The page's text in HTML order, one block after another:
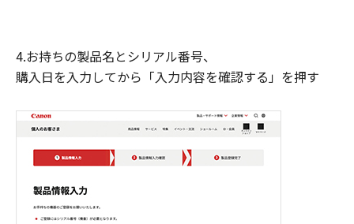
4.お持ちの製品名とシリアル番号、
購入日を入力してから「入力内容を確認する」を押す